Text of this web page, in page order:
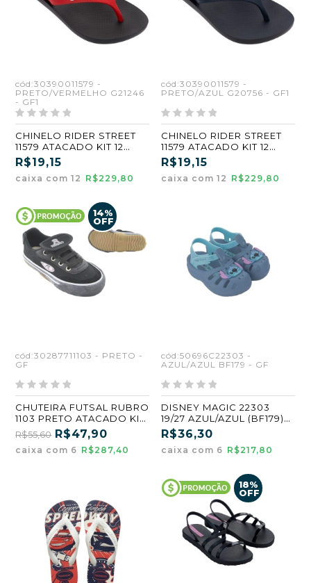
cód:30390011579 -
PRETO/VERMELHO G21246
- GF1
CHINELO RIDER STREET
11579 ATACADO KIT 12
PARES 31/36
R$19,15
caixa com 12 R$229,80
cód:30390011579 -
PRETO/AZUL G20756 - GF1
CHINELO RIDER STREET
11579 ATACADO KIT 12
PARES 31/36
R$19,15
caixa com 12 R$229,80
14%
OFF
cód:30287711103 - PRETO -
GF
CHUTEIRA FUTSAL RUBRO
1103 PRETO ATACADO KIT
COM 6 27/32
R$55,60 R$47,90
caixa com 6 R$287,40
cód:50696C22303 -
AZUL/AZUL BF179 - GF
DISNEY MAGIC 22303
19/27 AZUL/AZUL (BF179)
(GF) (CX6)
R$36,30
caixa com 6 R$217,80
18%
OFF